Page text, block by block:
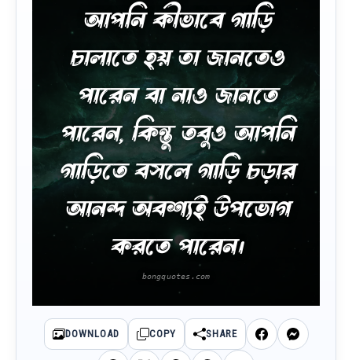
আপনি কীভাবে গাড়ি
চালাতে হয় তা জানতেও
পারেন বা নাও জানতে
পারেন, কিন্তু তবুও আপনি
গাড়িতে বসলে গাড়ি চড়ার
আনন্দ অবশ্যই উপভোগ
করতে পারেন।
DOWNLOAD COPY SHARE